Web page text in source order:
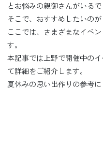
とお悩みの親御さんがいるで
そこで、おすすめしたいの
ここでは、さまざまなイベ
す。
本記事では上野で開催中の
て詳細をご紹介します。
夏休みの思い出作りの参考に